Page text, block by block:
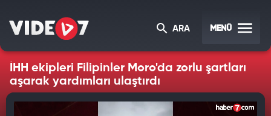
ARA MENÜ
İHH ekipleri Filipinler Moro'da zorlu şartları
aşarak yardımları ulaştırdı